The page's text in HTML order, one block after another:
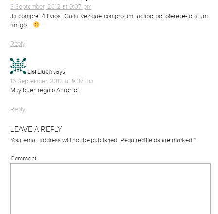
3 September, 2012 at 9:07 pm
Já comprei 4 livros. Cada vez que compro um, acabo por oferecê-lo a um
amigo…
Reply
Lisi Lluch says:
16 September, 2012 at 9:37 am
Muy buen regalo António!
Reply
LEAVE A REPLY
Your email address will not be published. Required fields are marked*
Comment